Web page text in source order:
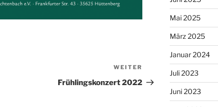
Nächster
Beitrag
WEITER
Frühlingskonzert 2022
Mai 2025
März 2025
Januar 2024
Juli 2023
Juni 2023